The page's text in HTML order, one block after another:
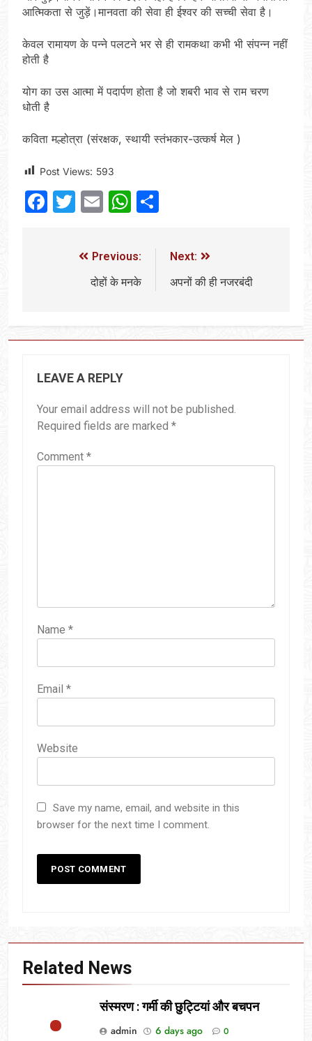
आत्मिकता से जुड़ें।मानवता की सेवा ही ईश्वर की सच्ची सेवा है।
केवल रामायण के पन्ने पलटने भर से ही रामकथा कभी भी संपन्न नहीं
होती है
योग का उस आत्मा में पदार्पण होता है जो शबरी भाव से राम चरण
धोती है
कविता मल्होत्रा (संरक्षक, स्थायी स्तंभकार-उत्कर्ष मेल )
Post Views: 593
Facebook
Twitter
EmailWhatsApp
Previous:
दोहों के मनके
Next:
अपनों की ही नजरबंदी
LEAVE A REPLY
Your email address will not be published.
Required fields are marked *
Comment *
Name *
Email *
Website
Save my name, email, and website in this
browser for the next time I comment.
Related News
संस्मरण : गर्मी की छुट्टियां और बचपन
admin
6 days ago 0